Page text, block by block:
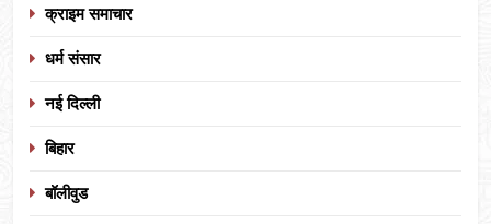
क्राइम समाचार
धर्म संसार
नई दिल्ली
बिहार
बॉलीवुड